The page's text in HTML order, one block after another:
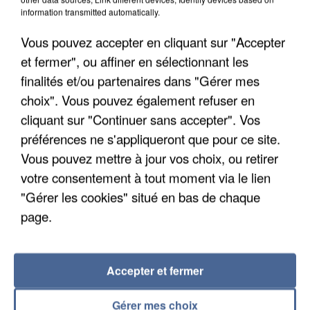
L’UN DES FONDATEURS SUPPOSÉS DE LA DZ
MAFIA INTERPELLÉ EN ALGÉRIE
information transmitted automatically.
Vous pouvez accepter en cliquant sur "Accepter
et fermer", ou affiner en sélectionnant les
finalités et/ou partenaires dans "Gérer mes
choix". Vous pouvez également refuser en
cliquant sur "Continuer sans accepter". Vos
préférences ne s'appliqueront que pour ce site.
Vous pouvez mettre à jour vos choix, ou retirer
votre consentement à tout moment via le lien
"Gérer les cookies" situé en bas de chaque
page.
Gérer mes choix
Accepter et fermer